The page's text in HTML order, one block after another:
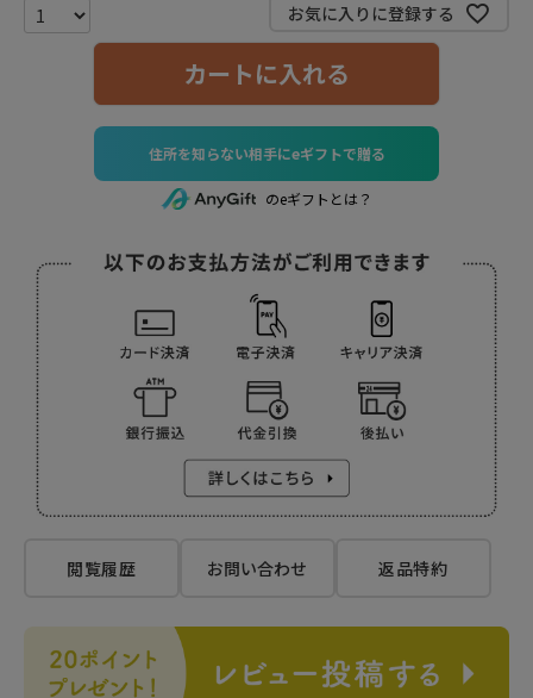
お気に入りに登録する
カートに入れる
住所を知らない相手にeギフトで贈る
のeギフトとは？
閲覧履歴 お問い合わせ 返品特約